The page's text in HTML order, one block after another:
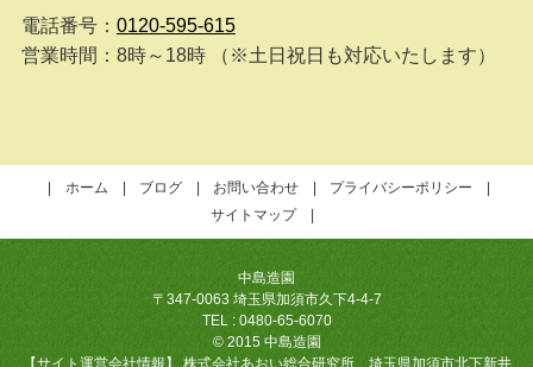
電話番号： 0120-595-615
営業時間：8時～18時 （※土日祝日も対応いたします）
ホーム ブログ お問い合わせ
プライバシーポリシー
サイトマップ
中島造園
〒347-0063 埼玉県加須市久下4-4-7
TEL : 0480-65-6070
© 2015 中島造園
【サイト運営会社情報】 株式会社あおい総合研究所 埼玉県加須市北下新井